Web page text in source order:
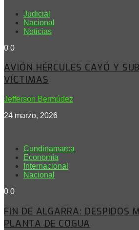
Judicial
Nacional
Noticias
0 0
AVIÓN HÉRCULES CAYÓ Y
VÍCTIMAS
Jefferson Bermúdez
24 marzo, 2026
Cundinamarca
Economía
Internacional
Nacional
0 0
FIN DE ALGARRA: DESPIDOS
PLANTA DE COGUA